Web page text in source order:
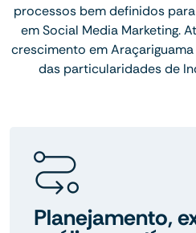
processos bem definidos
em Social Media Marketing.
crescimento em
das particularidades de
Planejamento,